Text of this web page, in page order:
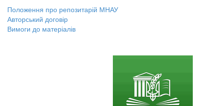
Положення про репозитарій МНАУ
Авторський договір
Вимоги до матеріалів